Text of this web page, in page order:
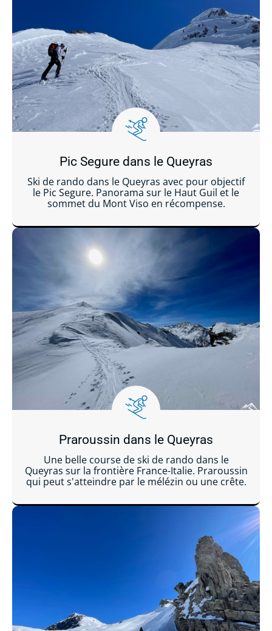
Pic Segure dans le Queyras
Ski de rando dans le Queyras avec pour objectif
le Pic Segure. Panorama sur le Haut Guil et le
sommet du Mont Viso en récompense.
Lire la suite ...
Praroussin dans le Queyras
Une belle course de ski de rando dans le
Queyras sur la frontière France-Italie. Praroussin
qui peut s'atteindre par le mélézin ou une crête.